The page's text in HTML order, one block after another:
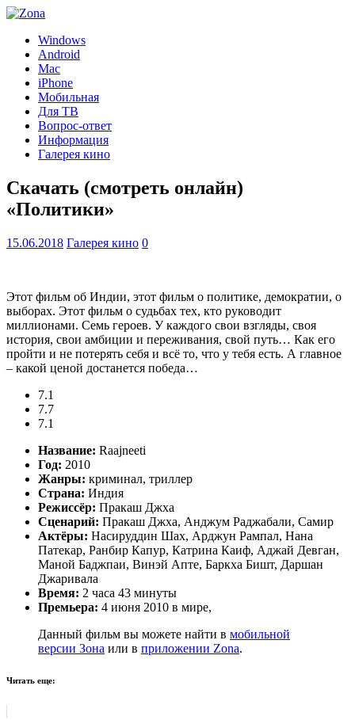
Windows
Android
Mac
iPhone
Мобильная
Для ТВ
Вопрос-ответ
Информация
Галерея кино
Скачать (смотреть онлайн)
«Политики»
15.06.2018 Галерея кино 0
Этот фильм об Индии, этот фильм о политике, демократии, о
выборах. Этот фильм о судьбах тех, кто руководит
миллионами. Семь героев. У каждого свои взгляды, своя
история, свои амбиции и переживания, свой путь… Как его
пройти и не потерять себя и всё то, что у тебя есть. А главное
– какой ценой достанется победа…
7.1
7.7
7.1
Название: Raajneeti
Год: 2010
Жанры: криминал, триллер
Страна: Индия
Режиссёр: Пракаш Джха
Сценарий: Пракаш Джха, Анджум Раджабали, Самир
Актёры: Насируддин Шах, Арджун Рампал, Нана
Патекар, Ранбир Капур, Катрина Каиф, Аджай Девган,
Маной Баджпаи, Винэй Апте, Баркха Бишт, Даршан
Джаривала
Время: 2 часа 43 минуты
Премьера: 4 июня 2010 в мире,
Данный фильм вы можете найти в мобильной
версии Зона или в приложении Zona.
Читать еще: